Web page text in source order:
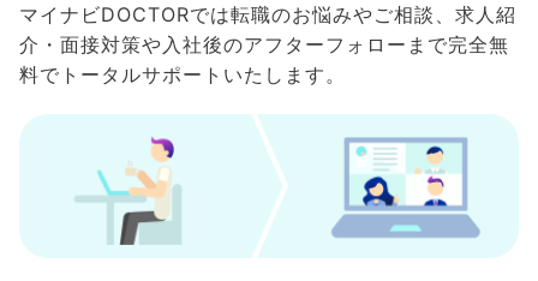
マイナビDOCTORでは転職のお悩みやご相談、求人紹
介・面接対策や入社後のアフターフォローまで完全無
料でトータルサポートいたします。